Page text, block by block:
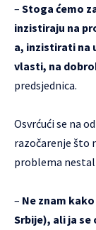
– Stoga ćemo
inzistiraju na
a, inzistirati na
vlasti, na
predsjednica.
Osvrćući se na
razočarenje što
problema
– Ne znam
Srbije), ali ja